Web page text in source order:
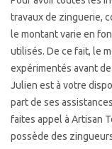
travaux de zinguerie,
le montant varie en
utilisés. De ce fait, le
expérimentés avant
Julien est à votre
part de ses
faites appel à Artisan
possède des